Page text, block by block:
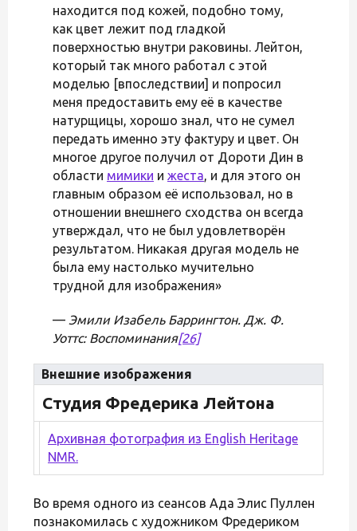
находится под кожей, подобно тому,
как цвет лежит под гладкой
поверхностью внутри раковины. Лейтон,
который так много работал с этой
моделью [впоследствии] и попросил
меня предоставить ему её в качестве
натурщицы, хорошо знал, что не сумел
передать именно эту фактуру и цвет. Он
многое другое получил от Дороти Дин в
области мимики и жеста, и для этого он
главным образом её использовал, но в
отношении внешнего сходства он всегда
утверждал, что не был удовлетворён
результатом. Никакая другая модель не
была ему настолько мучительно
трудной для изображения»
— Эмили Изабель Баррингтон. Дж. Ф.
Уоттс: Воспоминания[26]
Внешние изображения
Студия Фредерика Лейтона
Архивная фотография из English Heritage
NMR.
Во время одного из сеансов Ада Элис Пуллен
познакомилась с художником Фредериком